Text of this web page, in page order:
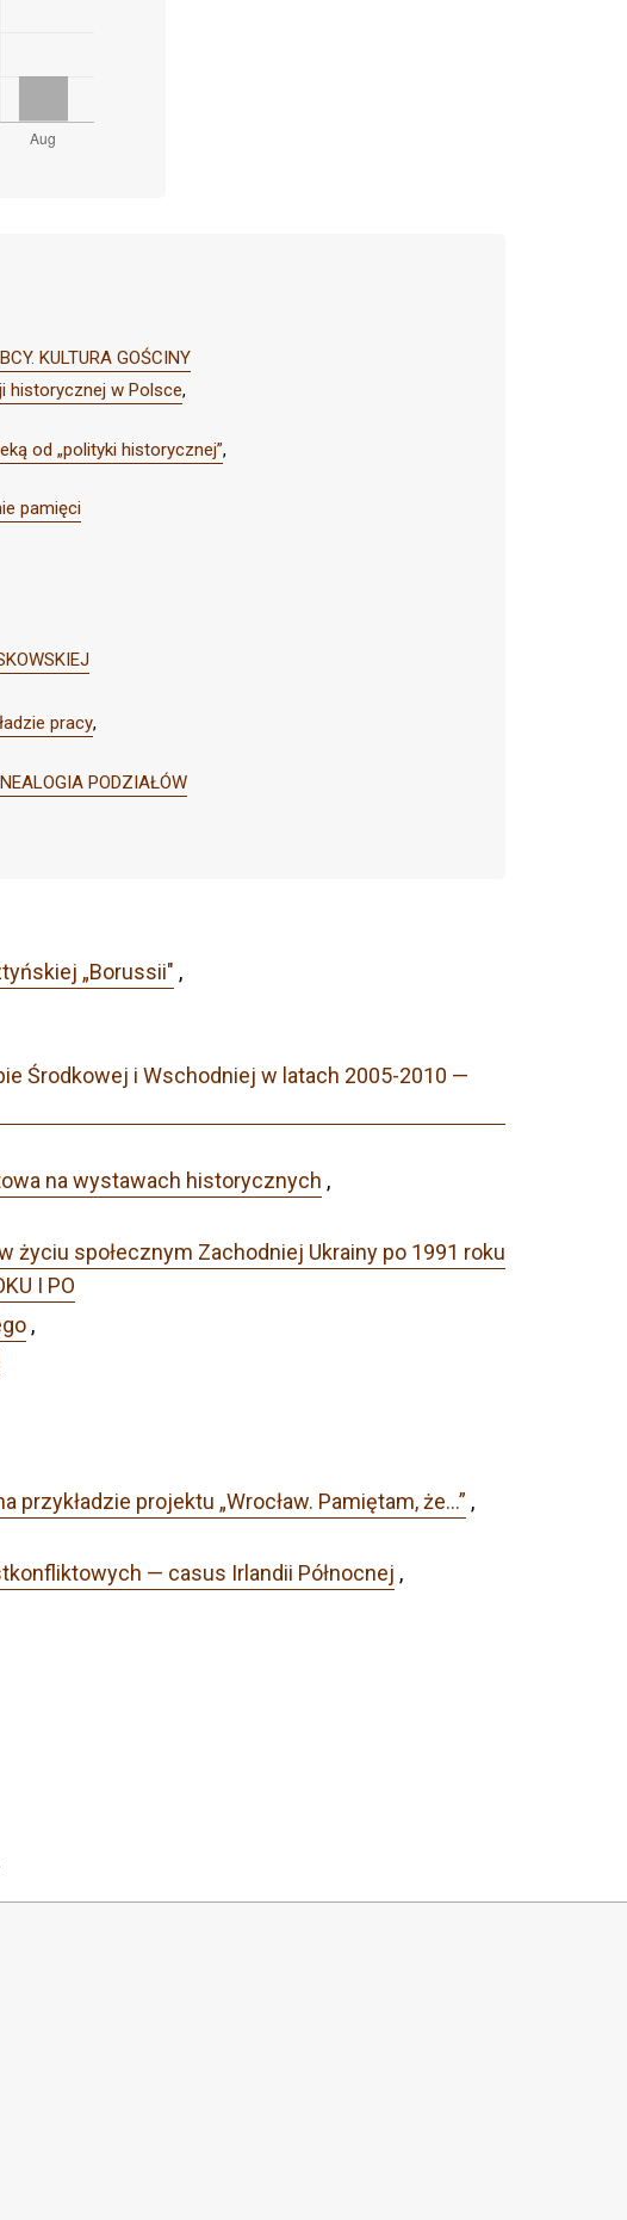
KULTURA GOŚCINY
historycznej w Polsce,
od „polityki historycznej”,
pamięci
pracy,
PODZIAŁÓW
„Borussii" ,
Środkowej i Wschodniej w latach 2005-2010 —
na wystawach historycznych ,
życiu społecznym Zachodniej Ukrainy po 1991 roku
I PO
,
projektu „Wrocław. Pamiętam, że…” ,
— casus Irlandii Północnej ,